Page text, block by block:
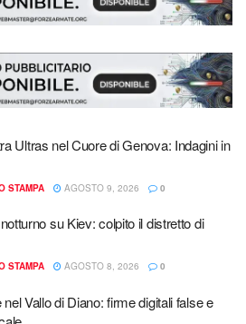
Ultras nel Cuore di Genova: Indagini in
STAMPA AGOSTO 9, 2026 0
su Kiev: colpito il distretto di
STAMPA AGOSTO 8, 2026 0
nel Vallo di Diano: firme digitali false e